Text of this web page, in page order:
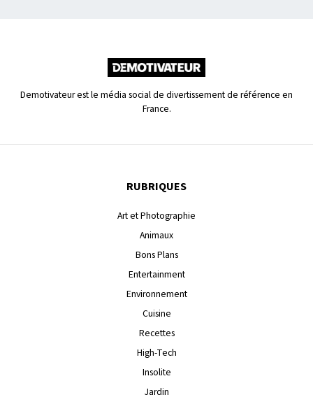
Demotivateur est le média social de divertissement de référence en
France.
RUBRIQUES
Art et Photographie
Animaux
Bons Plans
Entertainment
Environnement
Cuisine
Recettes
High-Tech
Insolite
Jardin